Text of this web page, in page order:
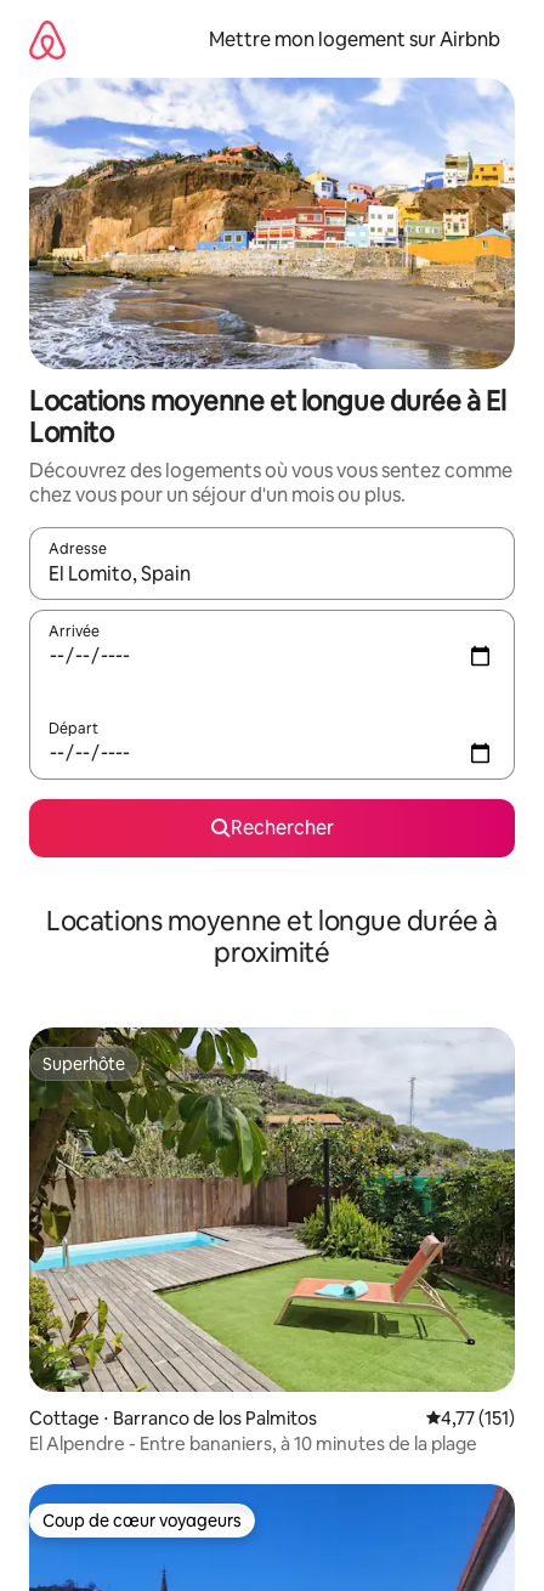
directement
contenu
Mettre mon logement sur Airbnb
Locations moyenne et longue durée à El
Lomito
Découvrez des logements où vous vous sentez comme
chez vous pour un séjour d'un mois ou plus.
Adresse
Lorsque les résultats s'affichent, utilisez les flèches vers le
Arrivée
Départ
Rechercher
Locations moyenne et longue durée à
proximité
Superhôte
Superhôte
Cottage ⋅ Barranco de los Palmitos Évaluation
4,77 (151)
El Alpendre - Entre bananiers, à 10 minutes de la plage
Coup de cœur voyageurs
Coup de cœur voyageurs